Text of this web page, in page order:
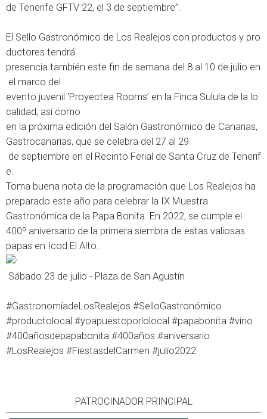
de Tenerife GFTV 22, el 3 de septiembre”.
El Sello Gastronómico de Los Realejos con productos y pro
ductores tendrá
presencia también este fin de semana del 8 al 10 de julio en
el marco del
evento juvenil ‘Proyectea Rooms’ en la Finca Sulula de la lo
calidad, así como
en la próxima edición del Salón Gastronómico de Canarias,
Gastrocanarias, que se celebra del 27 al 29
de septiembre en el Recinto Ferial de Santa Cruz de Tenerif
e.
Toma buena nota de la programación que Los Realejos ha
preparado este año para celebrar la IX Muestra
Gastronómica de la Papa Bonita. En 2022, se cumple el
400º aniversario de la primera siembra de estas valiosas
papas en Icod El Alto.
​ Sábado 23 de julio - Plaza de San Agustín
#GastronomíadeLosRealejos #SelloGastronómico
#productolocal #yoapuestoporlolocal #papabonita #vino
#400añosdepapabonita #400años #aniversario
#LosRealejos #FiestasdelCarmen #julio2022
PATROCINADOR PRINCIPAL